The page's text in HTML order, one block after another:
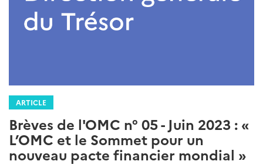
ARTICLE
Brèves de l'OMC n° 05 - Juin 2023 : «
L’OMC et le Sommet pour un
nouveau pacte financier mondial »